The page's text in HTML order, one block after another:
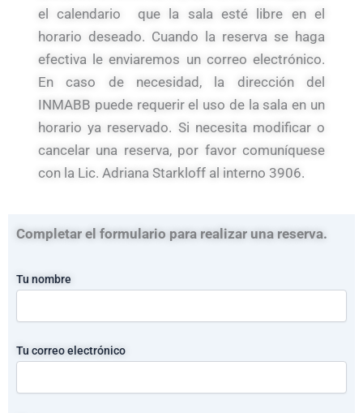
el calendario que la sala esté libre en el
horario deseado. Cuando la reserva se haga
efectiva le enviaremos un correo electrónico.
En caso de necesidad, la dirección del
INMABB puede requerir el uso de la sala en un
horario ya reservado. Si necesita modificar o
cancelar una reserva, por favor comuníquese
con la Lic. Adriana Starkloff al interno 3906.
Completar el formulario para realizar una reserva.
Tu nombre
Tu correo electrónico